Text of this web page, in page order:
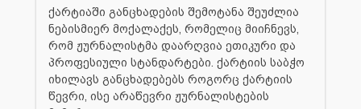
ქარტიაში განცხადების შემოტანა შეუძლია
ნებისმიერ მოქალაქეს, რომელიც მიიჩნევს,
რომ ჟურნალისტმა დაარღვია ეთიკური და
პროფესიული სტანდარტები. ქარტიის საბჭო
იხილავს განცხადებებს როგორც ქარტიის
წევრი, ისე არაწევრი ჟურნალისტების